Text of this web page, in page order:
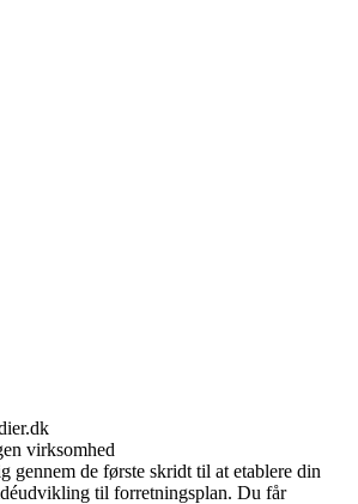
virksomhed
gennem de første skridt til at etablere din
til forretningsplan. Du får